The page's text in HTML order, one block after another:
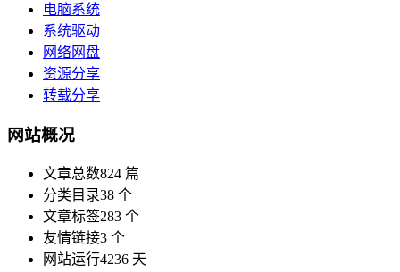
电脑系统
系统驱动
网络网盘
资源分享
转载分享
网站概况
文章总数824 篇
分类目录38 个
文章标签283 个
友情链接3 个
网站运行4236 天